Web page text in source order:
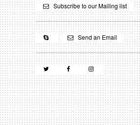
Subscribe to our Mailing list
Send an Email